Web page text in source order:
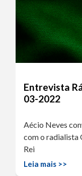
Entrevista
03-2022
Aécio Neves
com o radialista
Rei
Leia mais >>